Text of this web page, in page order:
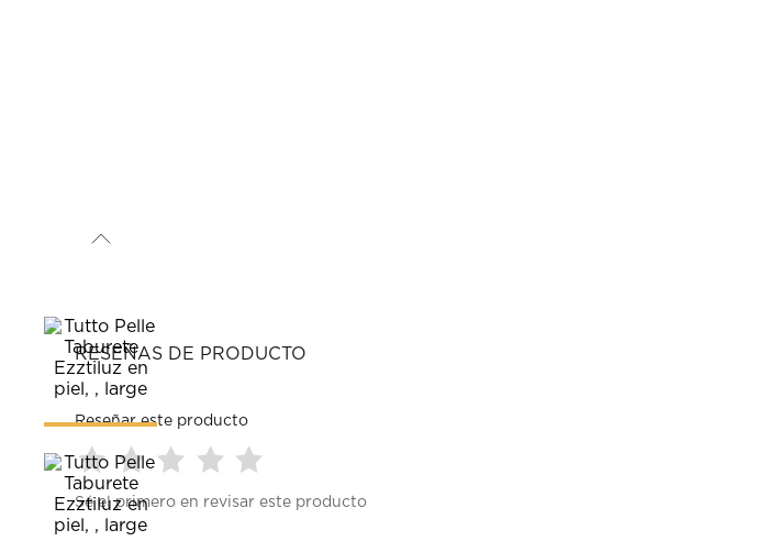
RESEÑAS DE PRODUCTO
Reseñar este producto
Seleccionar
para
calificar
Seleccionar
para
calificar
paraparapara
Sé el primero en revisar este producto